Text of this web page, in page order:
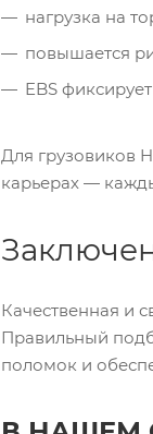
нагрузка на
повышается
EBS
Для грузовиков
карьерах —
Качественная и
Правильный
поломок и